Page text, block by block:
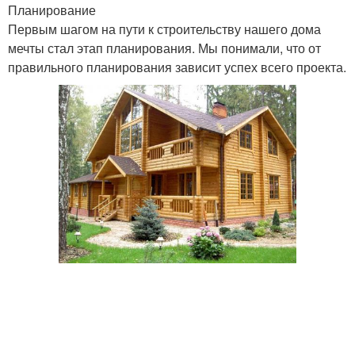
Планирование
Первым шагом на пути к строительству нашего дома
мечты стал этап планирования. Мы понимали, что от
правильного планирования зависит успех всего проекта.